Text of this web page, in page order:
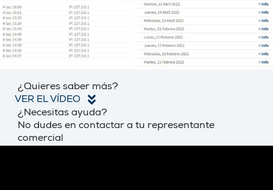
¿Quieres saber más?
VER EL VÍDEO
¿Necesitas ayuda?
No dudes en contactar a tu representante
comercial